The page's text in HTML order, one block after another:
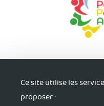
Ce site utilise les
proposer :